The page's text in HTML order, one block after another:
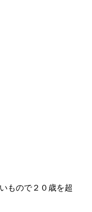
もので２０歳を超